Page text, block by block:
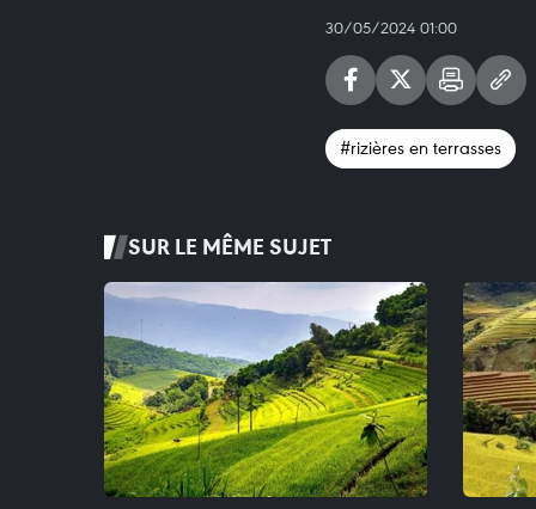
30/05/2024 01:00
#rizières en terrasses
SUR LE MÊME SUJET